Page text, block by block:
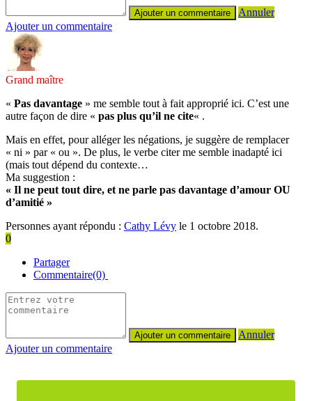
Annuler
Ajouter un commentaire
Grand maître
« Pas davantage » me semble tout à fait approprié ici. C’est une
autre façon de dire « pas plus qu’il ne cite« .
Mais en effet, pour alléger les négations, je suggère de remplacer
« ni » par « ou ». De plus, le verbe citer me semble inadapté ici
(mais tout dépend du contexte…
Ma suggestion :
« Il ne peut tout dire, et ne parle pas davantage d’amour OU
d’amitié »
Personnes ayant répondu : Cathy Lévy le 1 octobre 2018.
0
Partager
Commentaire(0)
Annuler
Ajouter un commentaire